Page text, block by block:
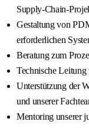
Supply-Chain-
Gestaltung von
erforderlichen
Beratung zum
Technische Leitung
Unterstützung der
und unserer
Mentoring unserer